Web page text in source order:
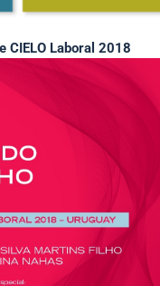
CIELO Laboral 2018